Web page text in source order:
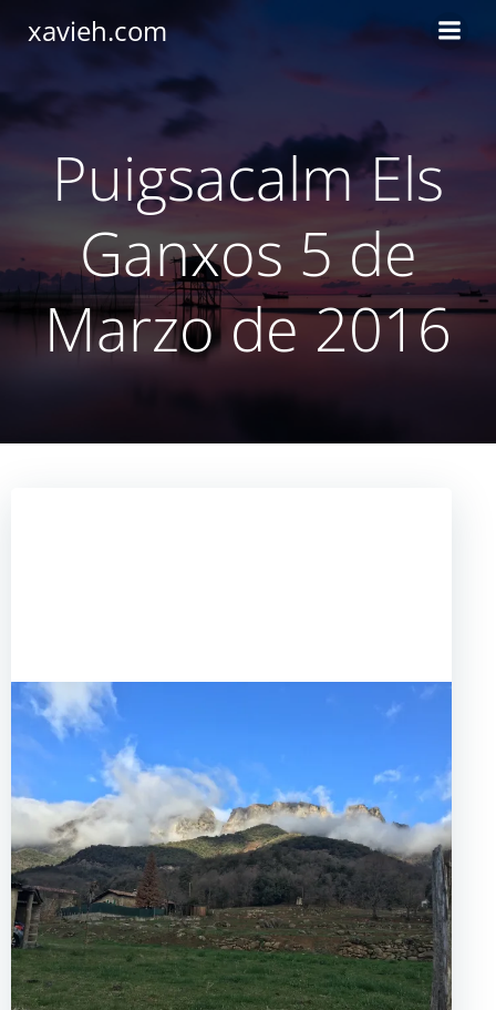
xavieh.com
Puigsacalm Els
Ganxos 5 de
Marzo de 2016